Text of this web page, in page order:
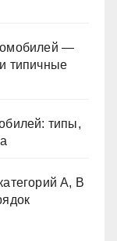
—
типичные
типы,
A, B